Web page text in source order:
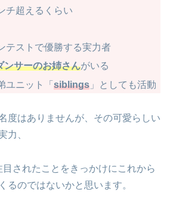
チ超えるくらい
テストで優勝する実力者
ンサーのお姉さんがいる
ユニット「siblings 」としても活動
度はありませんが、その可愛らしい
力、
されたことをきっかけにこれから
るのではないかと思います。